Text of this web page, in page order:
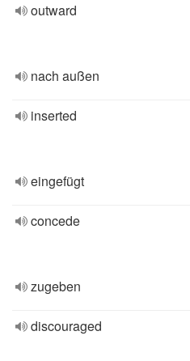
outward
nach außen
inserted
eingefügt
concede
zugeben
discouraged